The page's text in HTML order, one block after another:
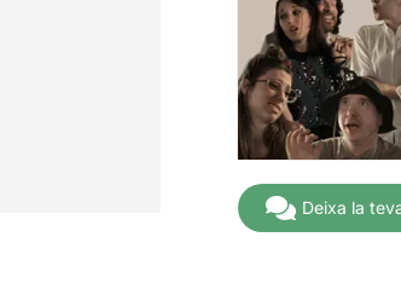
Deixa la